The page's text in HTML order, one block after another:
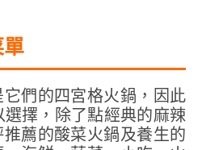
們的四宮格火鍋，因此
擇，除了點經典的麻辣
薦的酸菜火鍋及養生的